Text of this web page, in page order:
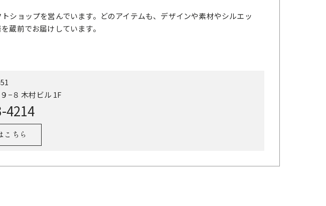
ショップを営んでいます。どのアイテムも、デザインや素材やシルエッ
蔵前でお届けしています。
−８ 木村ビル 1F
4214
こちら